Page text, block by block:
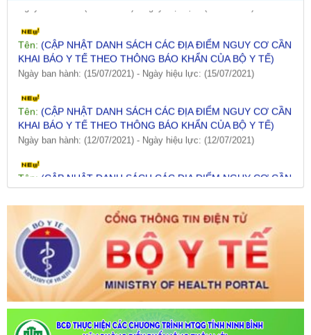
Tên:
KHAI BÁO Y TẾ THEO THÔNG BÁO KHẨN CỦA BỘ Y TẾ)
Ngày ban hành: (15/07/2021) -Ngày hiệu lực: (15/07/2021)
Tên:
KHAI BÁO Y TẾ THEO THÔNG BÁO KHẨN CỦA BỘ Y TẾ)
Ngày ban hành: (12/07/2021) -Ngày hiệu lực: (12/07/2021)
Tên:
KHAI BÁO Y TẾ THEO THÔNG BÁO KHẨN CỦA BỘ Y TẾ)
Ngày ban hành: (09/07/2021) -Ngày hiệu lực: (09/07/2021)
Tên:(CẬP NHẬT DANH SÁCH CÁC ĐỊA ĐIỂM NGUY CƠ CẦN
KHAI BÁO Y TẾ THEO THÔNG BÁO KHẨN CỦA BỘ Y TẾ)
Ngày ban hành: (06/07/2021) -Ngày hiệu lực: (06/07/2021)
Tên:
(CẬP NHẬT DANH SÁCH CÁC ĐỊA ĐIỂM NGUY CƠ CẦN
KHAI BÁO Y TẾ THEO THÔNG BÁO KHẨN CỦA BỘ Y TẾ)
Ngày ban hành: (02/07/2021) -Ngày hiệu lực: (02/07/2021)